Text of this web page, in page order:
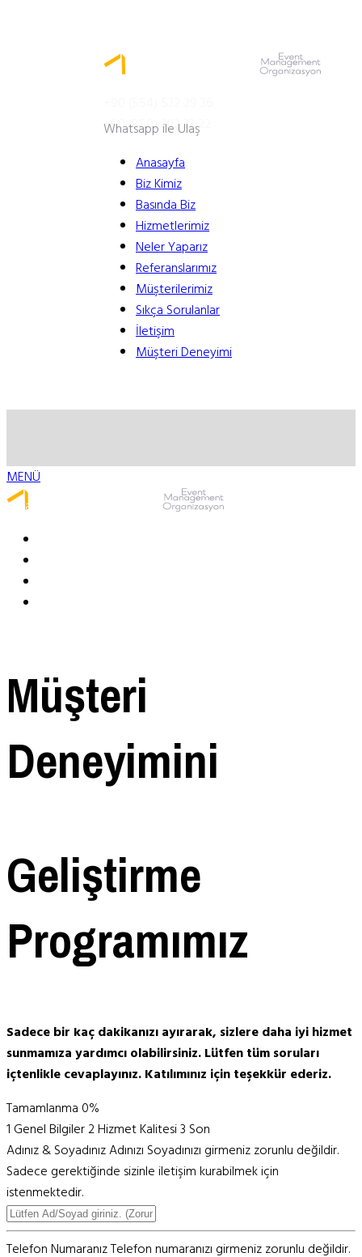
+90 (850) 302 33 22
Whatsapp ile Ulaş
Anasayfa
Biz Kimiz
Basında Biz
Hizmetlerimiz
Neler Yaparız
Referanslarımız
Müşterilerimiz
Sıkça Sorulanlar
İletişim
Müşteri Deneyimi
MENÜ
Whatsapp ile Ulaş
Müşteri
Deneyimini
Geliştirme
Programımız
Sadece bir kaç dakikanızı ayırarak, sizlere daha iyi hizmet
sunmamıza yardımcı olabilirsiniz. Lütfen tüm soruları
içtenlikle cevaplayınız. Katılımınız için teşekkür ederiz.
Tamamlanma 0%
1 Genel Bilgiler2Hizmet Kalitesi3 Son
Adınız & SoyadınızAdınızı Soyadınızı girmeniz zorunlu değildir.
Sadece gerektiğinde sizinle iletişim kurabilmek için
istenmektedir.
Telefon NumaranızTelefon numaranızı girmeniz zorunlu değildir.